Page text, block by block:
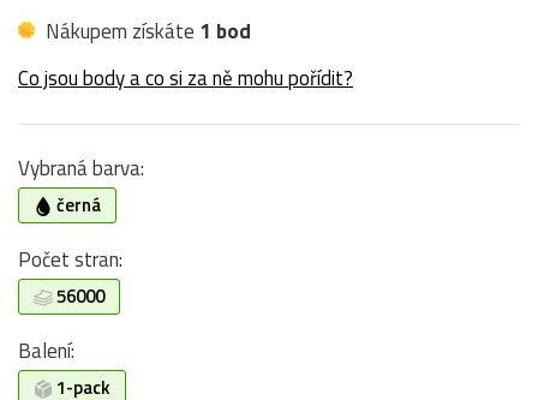
Nákupem získáte 1 bod
Co jsou body a co si za ně mohu pořídit?
Vybraná barva:
černá
Počet stran:
56000
Balení:
1-pack